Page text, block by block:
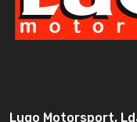
Lugo Motorsport,